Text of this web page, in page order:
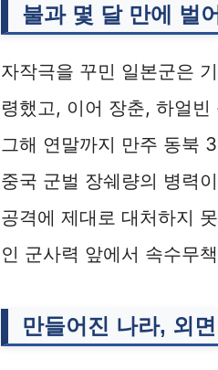
불과 몇 달 만에 벌
자작극을 꾸민 일본군은
령했고, 이어 장춘, 하얼
그해 연말까지 만주 동북
중국 군벌 장쉐량의 병력
공격에 제대로 대처하지
인 군사력 앞에서 속수무
만들어진 나라, 외